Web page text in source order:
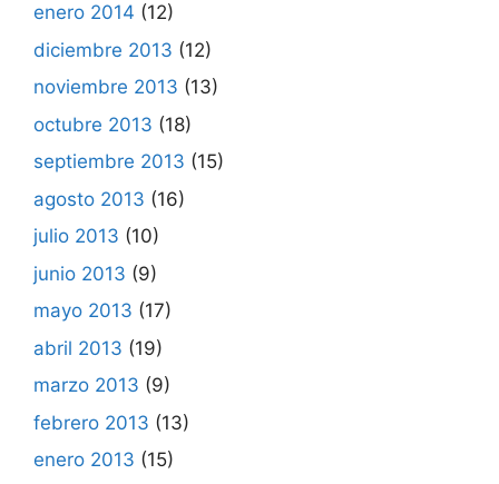
enero 2014 (12)
diciembre 2013 (12)
noviembre 2013 (13)
octubre 2013 (18)
septiembre 2013 (15)
agosto 2013 (16)
julio 2013 (10)
junio 2013 (9)
mayo 2013 (17)
abril 2013 (19)
marzo 2013 (9)
febrero 2013 (13)
enero 2013 (15)